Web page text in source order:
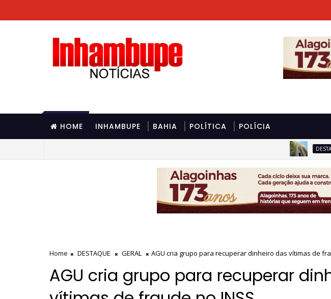
HOME INHAMBUPE BAHIA POLÍTICA POLÍCIA
DESTAQUE
Home DESTAQUE GERAL AGU cria grupo para recuperar dinheiro das vítimas de
AGU cria grupo para recuperar